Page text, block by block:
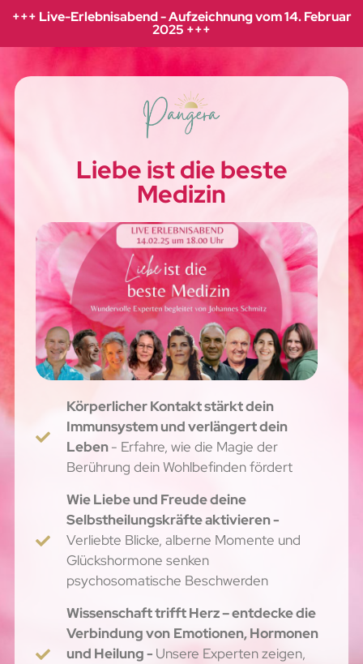
+++ Live-Erlebnisabend - Aufzeichnung vom 14. Februar
2025 +++
Liebe ist die beste
Medizin
Körperlicher Kontakt stärkt dein
Immunsystem und verlängert dein
Leben- Erfahre, wie die Magie der
Berührung dein Wohlbefinden fördert
Wie Liebe und Freude deine
Selbstheilungskräfte aktivieren -
Verliebte Blicke, alberne Momente und
Glückshormone senken
psychosomatische Beschwerden
Wissenschaft trifft Herz – entdecke die
Verbindung von Emotionen, Hormonen
und Heilung - Unsere Experten zeigen,